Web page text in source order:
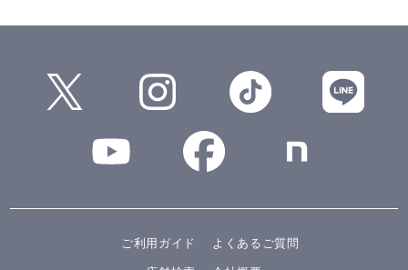
ご利用ガイド
よくあるご質問